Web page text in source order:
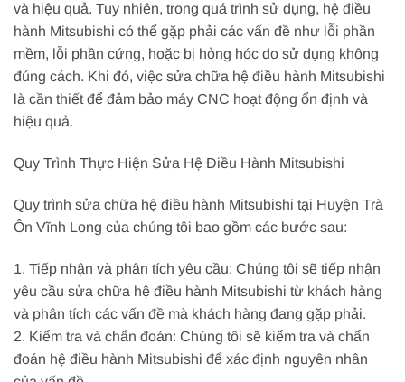
và hiệu quả. Tuy nhiên, trong quá trình sử dụng, hệ điều
hành Mitsubishi có thể gặp phải các vấn đề như lỗi phần
mềm, lỗi phần cứng, hoặc bị hỏng hóc do sử dụng không
đúng cách. Khi đó, việc sửa chữa hệ điều hành Mitsubishi
là cần thiết để đảm bảo máy CNC hoạt động ổn định và
hiệu quả.
Quy Trình Thực Hiện Sửa Hệ Điều Hành Mitsubishi
Quy trình sửa chữa hệ điều hành Mitsubishi tại Huyện Trà
Ôn Vĩnh Long của chúng tôi bao gồm các bước sau:
1. Tiếp nhận và phân tích yêu cầu: Chúng tôi sẽ tiếp nhận
yêu cầu sửa chữa hệ điều hành Mitsubishi từ khách hàng
và phân tích các vấn đề mà khách hàng đang gặp phải.
2. Kiểm tra và chẩn đoán: Chúng tôi sẽ kiểm tra và chẩn
đoán hệ điều hành Mitsubishi để xác định nguyên nhân